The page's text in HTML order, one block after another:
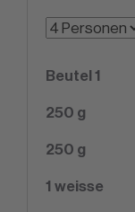
Beutel 1
250 g
250 g
1 weisse